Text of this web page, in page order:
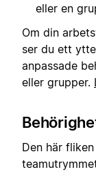
eller en
Om din
ser du ett
anpassade
eller grupper.
Den här